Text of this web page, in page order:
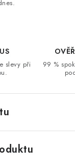
slevy při
99 %